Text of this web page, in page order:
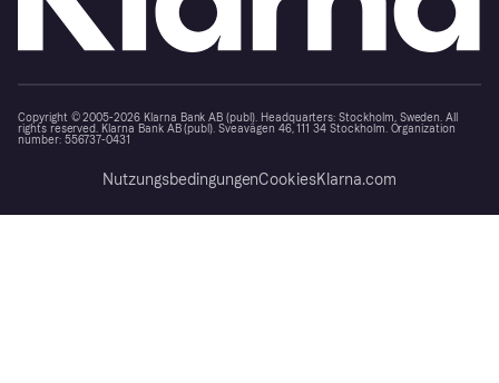
Copyright © 2005-2026 Klarna Bank AB (publ). Headquarters: Stockholm, Sweden. All
rights reserved. Klarna Bank AB (publ). Sveavägen 46, 111 34 Stockholm. Organization
number: 556737-0431
NutzungsbedingungenCookiesKlarna.com